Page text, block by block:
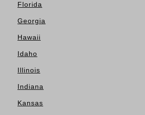
Florida
Georgia
Hawaii
Idaho
Illinois
Indiana
Kansas